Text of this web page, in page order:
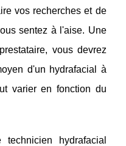
vos recherches et de
sentez à l'aise. Une
vous devrez
d'un hydrafacial à
varier en fonction du
hydrafacial